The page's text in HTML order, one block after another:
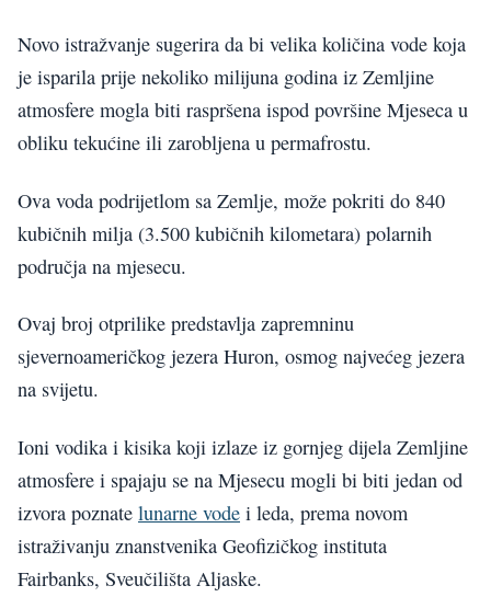
Novo istražvanje sugerira da bi velika količina vode koja
je isparila prije nekoliko milijuna godina iz Zemljine
atmosfere mogla biti raspršena ispod površine Mjeseca u
obliku tekućine ili zarobljena u permafrostu.
Ova voda podrijetlom sa Zemlje, može pokriti do 840
kubičnih milja (3.500 kubičnih kilometara) polarnih
područja na mjesecu.
Ovaj broj otprilike predstavlja zapremninu
sjevernoameričkog jezera Huron, osmog najvećeg jezera
na svijetu.
Ioni vodika i kisika koji izlaze iz gornjeg dijela Zemljine
atmosfere i spajaju se na Mjesecu mogli bi biti jedan od
izvora poznate lunarne vode i leda, prema novom
istraživanju znanstvenika Geofizičkog instituta
Fairbanks, Sveučilišta Aljaske.